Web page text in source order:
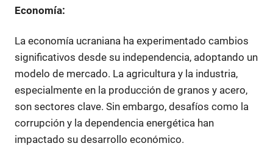
Economía:
La economía ucraniana ha experimentado cambios
significativos desde su independencia, adoptando un
modelo de mercado. La agricultura y la industria,
especialmente en la producción de granos y acero,
son sectores clave. Sin embargo, desafíos como la
corrupción y la dependencia energética han
impactado su desarrollo económico.